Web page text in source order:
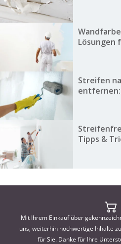
Lösungen
Streifen
entfernen:
Tipps &
Mit Ihrem Einkauf über
uns, weiterhin hochwertige Inhalte
für Sie. Danke für Ihre